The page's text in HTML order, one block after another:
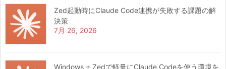
Zed起動時にClaude Code連携が失敗する課題の解
決策
7月 26, 2026
Windows + Zedで軽量にClaude Codeを使う環境を